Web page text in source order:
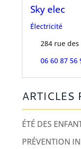
Sky elec
Électricité
284 rue des
06 60 87 56
ARTICLES
ÉTÉ DES
PRÉVENTION